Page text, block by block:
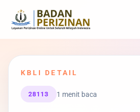
KBLI DETAIL
28113 1 menit baca